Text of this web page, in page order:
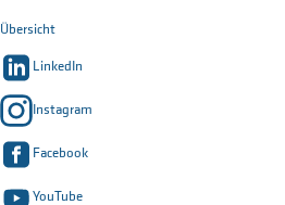
Übersicht
LinkedIn
Instagram
Facebook
YouTube